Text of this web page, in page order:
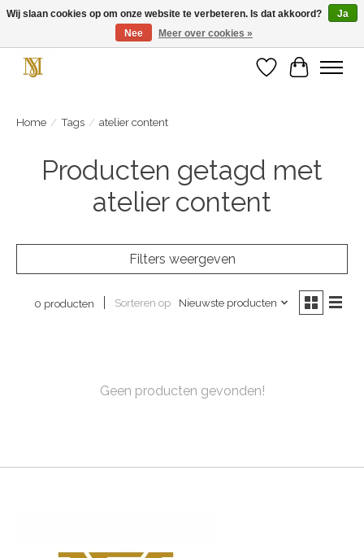
Unieke schoenen en een feestje aan je voeten! Gratis verzending vanaf € 75,-
Verlanglijst
Home / Tags / atelier content
Producten getagd met
atelier content
Filters weergeven
0 producten Sorteren op Nieuwste producten
Geen producten gevonden!
Wij slaan cookies op om onze website te verbeteren. Is dat akkoord?
Ja
Nee
Meer over cookies »